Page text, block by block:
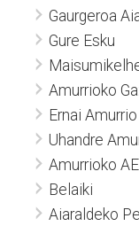
Gaurgeroa
Gure Esku
Amurrioko
Ernai Amurrio
Uhandre
Amurrioko
Belaiki
Aiaraldeko